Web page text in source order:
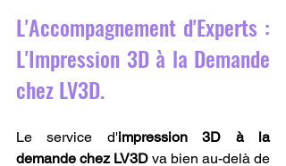
L'Accompagnement d'Experts :
L'Impression 3D à la Demande
chez LV3D.
Le service d'impression 3D à la
demande chez LV3D va bien au-delà de